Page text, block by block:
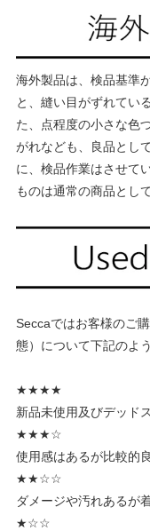
海外製品は、検品基準
と、縫い目がずれてい
た、点程度の小さな色
がれなども、良品とし
に、検品作業はさせて
ものは通常の商品とし
Seccaではお客様のご
態）について下記のよ
★★★★
新品未使用及びデッド
★★★☆
使用感はあるが比較的
★★☆☆
ダメージや汚れあるが
★☆☆